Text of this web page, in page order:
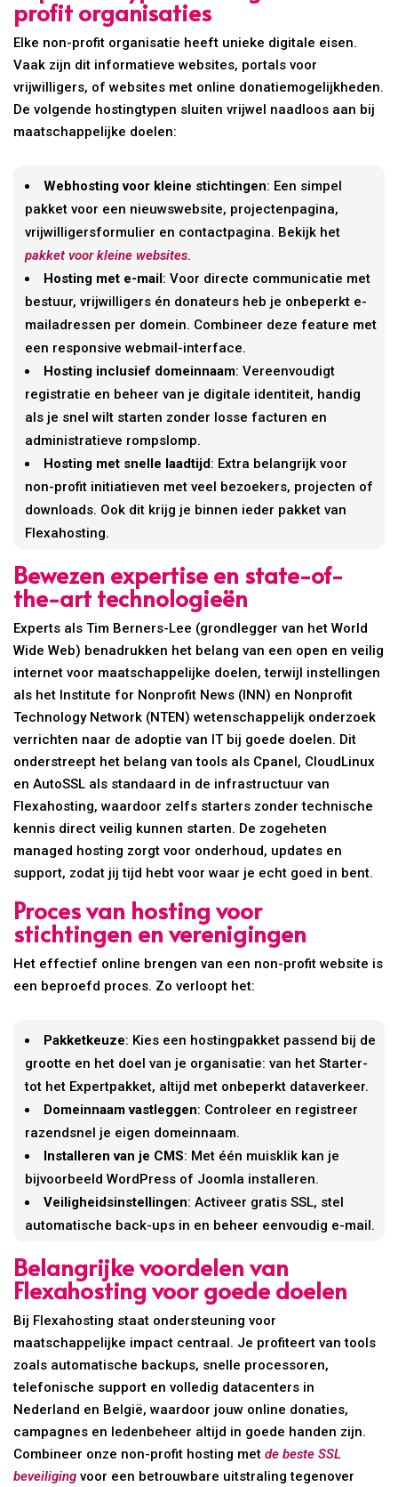
profit organisaties
Elke non-profit organisatie heeft unieke digitale eisen.
Vaak zijn dit informatieve websites, portals voor
vrijwilligers, of websites met online donatiemogelijkheden.
De volgende hostingtypen sluiten vrijwel naadloos aan bij
maatschappelijke doelen:
Webhosting voor kleine stichtingen: Een simpel
pakket voor een nieuwswebsite, projectenpagina,
vrijwilligersformulier en contactpagina. Bekijk het
pakket voor kleine websites.
Hosting met e-mail: Voor directe communicatie met
bestuur, vrijwilligers én donateurs heb je onbeperkt e-
mailadressen per domein. Combineer deze feature met
een responsive webmail-interface.
Hosting inclusief domeinnaam: Vereenvoudigt
registratie en beheer van je digitale identiteit, handig
als je snel wilt starten zonder losse facturen en
administratieve rompslomp.
Hosting met snelle laadtijd: Extra belangrijk voor
non-profit initiatieven met veel bezoekers, projecten of
downloads. Ook dit krijg je binnen ieder pakket van
Flexahosting.
Bewezen expertise en state-of-
the-art technologieën
Experts als Tim Berners-Lee (grondlegger van het World
Wide Web) benadrukken het belang van een open en veilig
internet voor maatschappelijke doelen, terwijl instellingen
als het Institute for Nonprofit News (INN) en Nonprofit
Technology Network (NTEN) wetenschappelijk onderzoek
verrichten naar de adoptie van IT bij goede doelen. Dit
onderstreept het belang van tools als Cpanel, CloudLinux
en AutoSSL als standaard in de infrastructuur van
Flexahosting, waardoor zelfs starters zonder technische
kennis direct veilig kunnen starten. De zogeheten
managed hosting zorgt voor onderhoud, updates en
support, zodat jij tijd hebt voor waar je echt goed in bent.
Proces van hosting voor
stichtingen en verenigingen
Het effectief online brengen van een non-profit website is
een beproefd proces. Zo verloopt het:
Pakketkeuze: Kies een hostingpakket passend bij de
grootte en het doel van je organisatie: van het Starter-
tot het Expertpakket, altijd met onbeperkt dataverkeer.
Domeinnaam vastleggen: Controleer en registreer
razendsnel je eigen domeinnaam.
Installeren van je CMS: Met één muisklik kan je
bijvoorbeeld WordPress of Joomla installeren.
Veiligheidsinstellingen: Activeer gratis SSL, stel
automatische back-ups in en beheer eenvoudig e-mail.
Belangrijke voordelen van
Flexahosting voor goede doelen
Bij Flexahosting staat ondersteuning voor
maatschappelijke impact centraal. Je profiteert van tools
zoals automatische backups, snelle processoren,
telefonische support en volledig datacenters in
Nederland en België, waardoor jouw online donaties,
campagnes en ledenbeheer altijd in goede handen zijn.
Combineer onze non-profit hosting metde beste SSL
beveiliging voor een betrouwbare uitstraling tegenover